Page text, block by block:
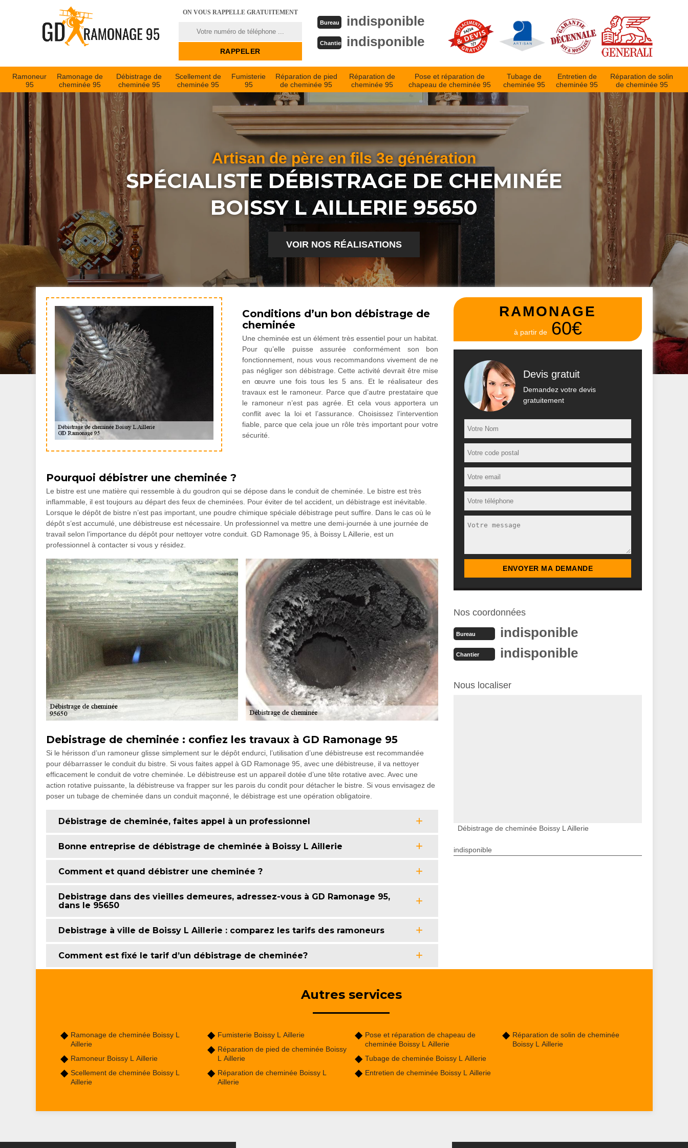
ON VOUS RAPPELLE GRATUITEMENT
Bureau indisponible
Chantier indisponible
Ramoneur
95
Ramonage de
cheminée 95
Débistrage de
cheminée 95
Scellement de
cheminée 95
Fumisterie
95
Réparation de pied
de cheminée 95
Réparation de
cheminée 95
Pose et réparation de
chapeau de cheminée 95
Tubage de
cheminée 95
Entretien de
cheminée 95
Réparation de solin
de cheminée 95
Artisan de père en fils 3e génération
SPÉCIALISTE DÉBISTRAGE DE CHEMINÉE
BOISSY L AILLERIE 95650
VOIR NOS RÉALISATIONS
Conditions d’un bon débistrage de
cheminée
Une cheminée est un élément très essentiel pour un habitat.
Pour qu’elle puisse assurée conformément son bon
fonctionnement, nous vous recommandons vivement de ne
pas négliger son débistrage. Cette activité devrait être mise
en œuvre une fois tous les 5 ans. Et le réalisateur des
travaux est le ramoneur. Parce que d’autre prestataire que
le ramoneur n’est pas agrée. Et cela vous apportera un
conflit avec la loi et l’assurance. Choisissez l’intervention
fiable, parce que cela joue un rôle très important pour votre
sécurité.
Pourquoi débistrer une cheminée ?
Le bistre est une matière qui ressemble à du goudron qui se dépose dans le conduit de cheminée. Le bistre est très
inflammable, il est toujours au départ des feux de cheminées. Pour éviter de tel accident, un débistrage est inévitable.
Lorsque le dépôt de bistre n’est pas important, une poudre chimique spéciale débistrage peut suffire. Dans le cas où le
dépôt s’est accumulé, une débistreuse est nécessaire. Un professionnel va mettre une demi-journée à une journée de
travail selon l’importance du dépôt pour nettoyer votre conduit. GD Ramonage 95, à Boissy L Aillerie, est un
professionnel à contacter si vous y résidez.
Debistrage de cheminée : confiez les travaux à GD Ramonage 95
Si le hérisson d’un ramoneur glisse simplement sur le dépôt endurci, l’utilisation d’une débistreuse est recommandée
pour débarrasser le conduit du bistre. Si vous faites appel à GD Ramonage 95, avec une débistreuse, il va nettoyer
efficacement le conduit de votre cheminée. Le débistreuse est un appareil dotée d’une tête rotative avec. Avec une
action rotative puissante, la débistreuse va frapper sur les parois du condit pour détacher le bistre. Si vous envisagez de
poser un tubage de cheminée dans un conduit maçonné, le débistrage est une opération obligatoire.
Débistrage de cheminée, faites appel à un professionnel
Bonne entreprise de débistrage de cheminée à Boissy L Aillerie
Comment et quand débistrer une cheminée ?
Debistrage dans des vieilles demeures, adressez-vous à GD Ramonage 95,
dans le 95650
Debistrage à ville de Boissy L Aillerie : comparez les tarifs des ramoneurs
Comment est fixé le tarif d’un débistrage de cheminée?
RAMONAGE
à partir de 60€
Devis gratuit
Demandez votre devis
gratuitement
Nos coordonnées
Bureau indisponible
Chantier indisponible
Nous localiser
Débistrage de cheminée Boissy L Aillerie
indisponible
Autres services
Ramonage de cheminée Boissy L
Aillerie
Ramoneur Boissy L Aillerie
Scellement de cheminée Boissy L
Aillerie
Fumisterie Boissy L Aillerie
Réparation de pied de cheminée Boissy
L Aillerie
Réparation de cheminée Boissy L
Aillerie
Pose et réparation de chapeau de
cheminée Boissy L Aillerie
Tubage de cheminée Boissy L Aillerie
Entretien de cheminée Boissy L Aillerie
Réparation de solin de cheminée
Boissy L Aillerie